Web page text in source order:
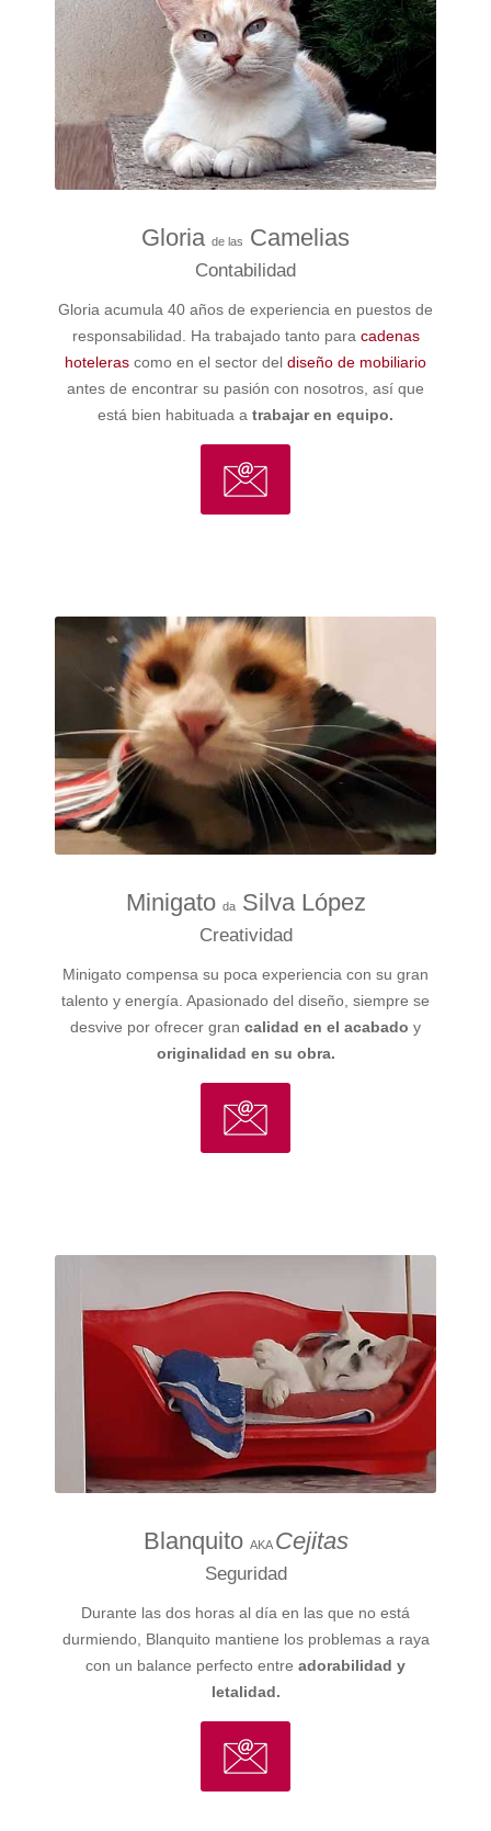
Gloria de las Camelias
Contabilidad
Gloria acumula 40 años de experiencia en puestos de
responsabilidad. Ha trabajado tanto para cadenas
hoteleras como en el sector del diseño de mobiliario
antes de encontrar su pasión con nosotros, así que
está bien habituada a trabajar en equipo.
Minigato daSilva López
Creatividad
Minigato compensa su poca experiencia con su gran
talento y energía. Apasionado del diseño, siempre se
desvive por ofrecer gran calidad en el acabado y
originalidad en su obra.
Blanquito AKA Cejitas
Seguridad
Durante las dos horas al día en las que no está
durmiendo, Blanquito mantiene los problemas a raya
con un balance perfecto entre adorabilidad y
letalidad.